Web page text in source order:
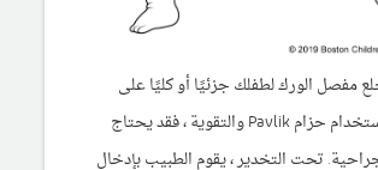
مفصل الورك لطفلك جزئيًا أو كليًا على
الرغم من استخدام حزام Pavlik والتقوية ، فقد يحتاج
تحت التخدير ، يقوم الطبيب بإدخال